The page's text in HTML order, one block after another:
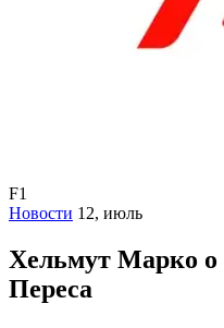
F1
Новости 12, июль
Хельмут Марко о
Переса